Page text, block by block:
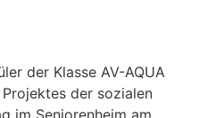
der Klasse AV-AQUA
der sozialen
im Seniorenheim am